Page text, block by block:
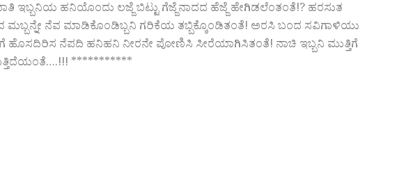
ಇಬ್ಬನಿಯ ಹನಿಯೊಂದು ಲಜ್ಜೆ ಬಿಟ್ಟು ಗೆಜ್ಜೆನಾದದ ಹೆಜ್ಜೆ ಹೇಗಿಡಲೆಂತಂತೆ!? ಹರಸುತ
ಮಬ್ಬನ್ನೇ ನೆವ ಮಾಡಿಕೊಂಡಿಬ್ಬನಿ ಗರಿಕೆಯ ತಬ್ಬಿಕ್ಕೊಂಡಿತಂತೆ! ಅರಸಿ ಬಂದ ಸವಿಗಾಳಿಯು
ನೆಪದಿ ಹನಿಹನಿ ನೀರನೇ ಪೋಣಿಸಿ ಸೀರೆಯಾಗಿಸಿತಂತೆ! ನಾಚಿ ಇಬ್ಬನಿ ಮುತ್ತಿಗೆ
***********